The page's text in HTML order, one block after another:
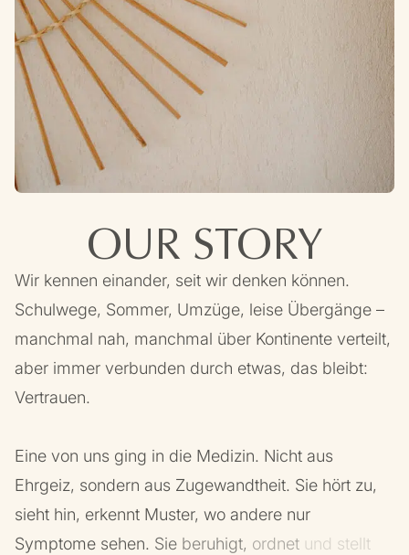
OUR STORY
Wir kennen einander, seit wir denken können.
Schulwege, Sommer, Umzüge, leise Übergänge –
manchmal nah, manchmal über Kontinente verteilt,
aber immer verbunden durch etwas, das bleibt:
Vertrauen.
Eine von uns ging in die Medizin. Nicht aus
Ehrgeiz, sondern aus Zugewandtheit. Sie hört zu,
sieht hin, erkennt Muster, wo andere nur
Symptome sehen. Sie beruhigt, ordnet und stellt